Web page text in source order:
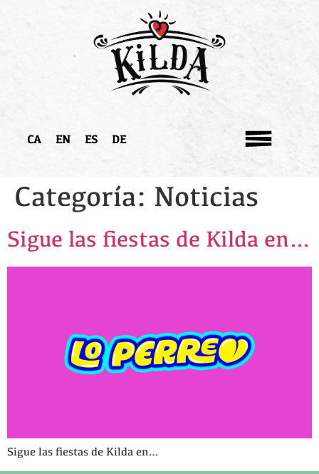
CA EN ES DE
Categoría: Noticias
Sigue las fiestas de Kilda en…
Sigue las fiestas de Kilda en…